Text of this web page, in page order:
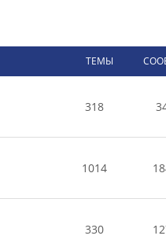
ТЕМЫ
318
1014
330